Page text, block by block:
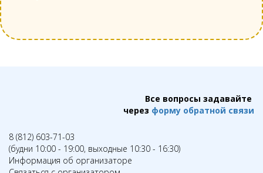
Все вопросы задавайте
через форму обратной связи
8 (812) 603-71-03
(будни 10:00 - 19:00, выходные 10:30 - 16:30)
Информация об организаторе